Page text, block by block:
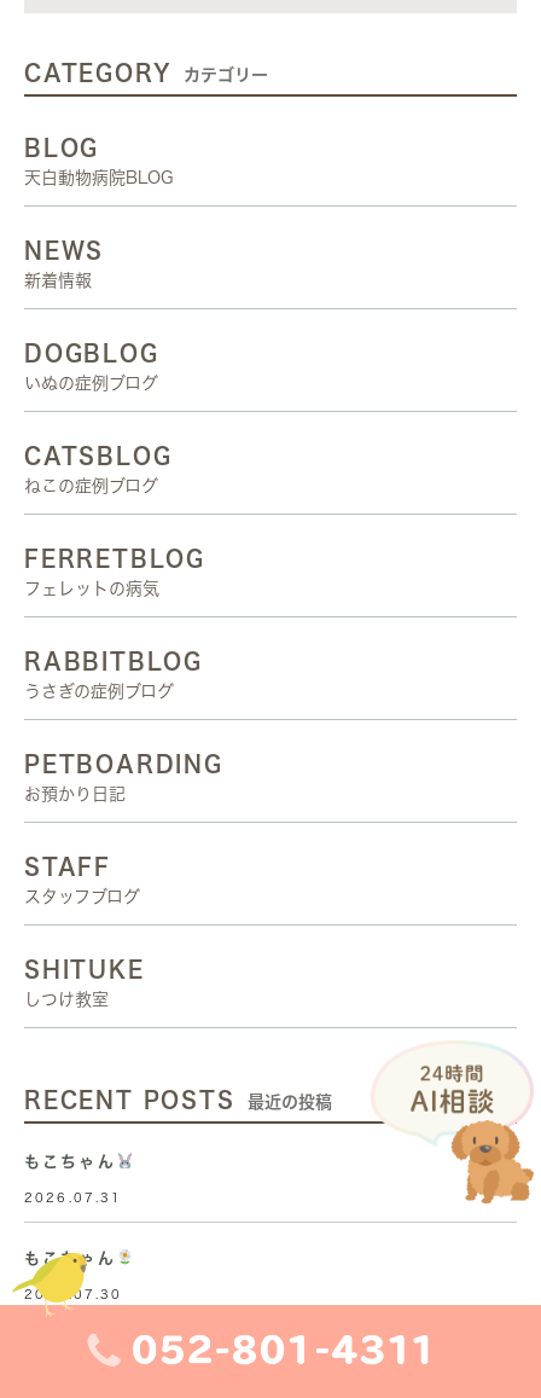
CATEGORY カテゴリー
BLOG
天白動物病院BLOG
NEWS
新着情報
DOGBLOG
いぬの症例ブログ
CATSBLOG
ねこの症例ブログ
FERRETBLOG
フェレットの病気
RABBITBLOG
うさぎの症例ブログ
PETBOARDING
お預かり日記
STAFF
スタッフブログ
SHITUKE
しつけ教室
RECENT POSTS 最近の投稿
もこちゃん
2026.07.31
もこちゃん
2026.07.30
もこちゃん